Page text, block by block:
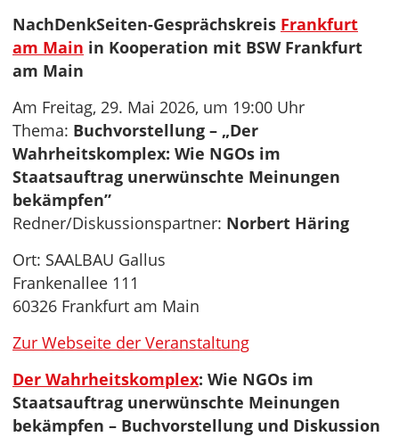
NachDenkSeiten-Gesprächskreis Frankfurt
am Main in Kooperation mit BSW Frankfurt
am Main
Am Freitag, 29. Mai 2026, um 19:00 Uhr
Thema: Buchvorstellung – „Der
Wahrheitskomplex: Wie NGOs im
Staatsauftrag unerwünschte Meinungen
bekämpfen”
Redner/Diskussionspartner: Norbert Häring
Ort: SAALBAU Gallus
Frankenallee 111
60326 Frankfurt am Main
Zur Webseite der Veranstaltung
Der Wahrheitskomplex: Wie NGOs im
Staatsauftrag unerwünschte Meinungen
bekämpfen – Buchvorstellung und Diskussion